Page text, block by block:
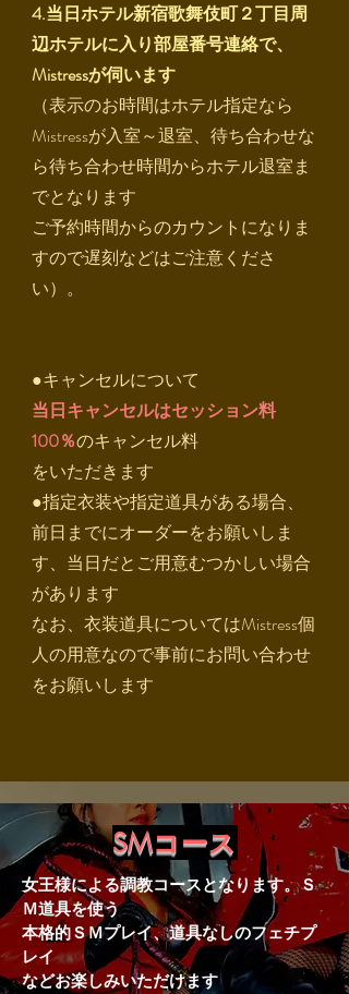
​4.当日ホテル新宿歌舞伎町２丁目周
辺ホテルに入り部屋番号連絡で、
Mistressが伺います
（表示のお時間はホテル指定なら
Mistressが入室～退室、待ち合わせな
ら待ち合わせ時間からホテル退室ま
でとなります
​ご予約時間からのカウントになりま
すので遅刻などはご注意くださ
い）。
●キャンセルについて
当日キャンセルはセッション料
100％のキャンセル料
​をいただきます
●指定衣装や指定道具がある場合、
前日までにオーダーをお願いしま
す、当日だとご用意むつかしい場合
があります
​なお、衣装道具についてはMistress個
人の用意なので事前にお問い合わせ
をお願いします
SMコース
女王様による調教コースとなります。Ｓ
Ｍ道具を使う
本格的ＳＭプレイ、道具なしのフェチプ
レイ
​などお楽しみいただけます